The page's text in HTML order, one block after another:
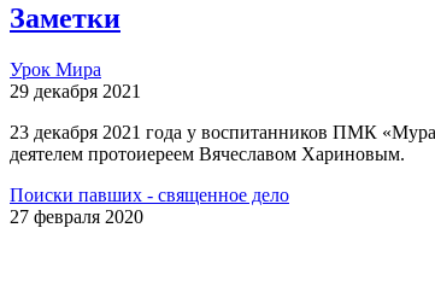
Заметки
Урок Мира
29 декабря 2021
23 декабря 2021 года у воспитанников ПМК
деятелем протоиереем Вячеславом Хариновым.
Поиски павших - священное дело
27 февраля 2020